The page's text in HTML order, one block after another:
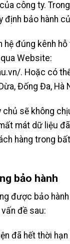
công ty.
định bảo hành
hệ đúng kênh
Website:
. Hoặc có
Đống Đa, Hà
chủ sẽ không
mát dữ liệu
hàng trong
bảo hành
được bảo
đề sau:
đã hết thời